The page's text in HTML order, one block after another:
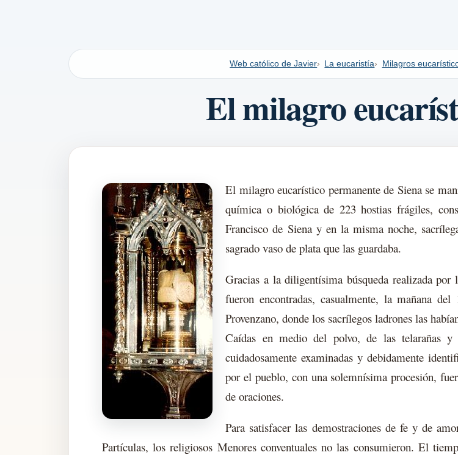
Web católico de Javier La eucaristía Milagros
El milagro
El milagro eucarístico permanente de Siena se
química o biológica de 223 hostias frágiles,
Francisco de Siena y en la misma noche,
sagrado vaso de plata que las guardaba.
Gracias a la diligentísima búsqueda realizada por
fueron encontradas, casualmente, la mañana
Provenzano, donde los sacrílegos ladrones las
Caídas en medio del polvo, de las telarañas
cuidadosamente examinadas y debidamente
por el pueblo, con una solemnísima procesión,
de oraciones.
Para satisfacer las demostraciones de fe y de
Partículas, los religiosos Menores conventuales no las consumieron. El